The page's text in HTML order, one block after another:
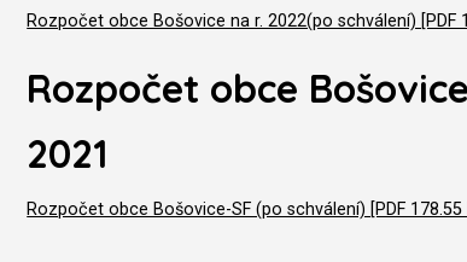
Rozpočet obce Bošovice na r. 2022(po schválení) [PDF
Rozpočet obce
2021
Rozpočet obce Bošovice-SF (po schválení) [PDF 178.55